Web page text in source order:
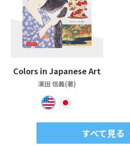
Colors in Japanese Art
濱田 信義(著)
すべて見る